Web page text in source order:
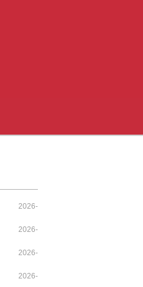
2026-
04-29
2026-
04-26
2026-
04-29
2026-